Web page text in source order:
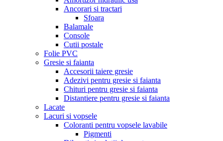
Ancorari si tractari
Sfoara
Balamale
Console
Cutii postale
Folie PVC
Gresie si faianta
Accesorii taiere gresie
Adezivi pentru gresie si faianta
Chituri pentru gresie si faianta
Distantiere pentru gresie si faianta
Lacate
Lacuri si vopsele
Coloranti pentru vopsele lavabile
Pigmenti